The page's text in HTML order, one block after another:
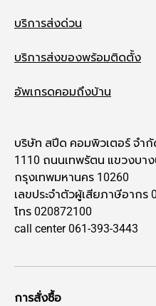
บริการส่งด่วน
บริการส่งของพร้อมติดตั้ง
อัพเกรดคอมถึงบ้าน
บริษัท สปีด คอมพิวเตอร์ จำ
1110 ถนนเทพรัตน แขวงบาง
กรุงเทพมหานคร 10260
เลขประจำตัวผู้เสียภาษีอากร
โทร 020872100
call center 061-393-3443
การสั่งซื้อ